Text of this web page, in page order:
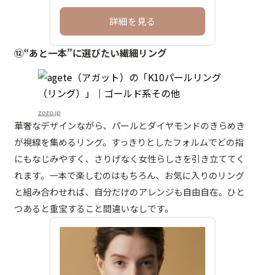
詳細を見る
⑫“あと一本”に選びたい繊細リング
zozo.jp
華奢なデザインながら、パールとダイヤモンドのきらめき
が視線を集めるリング。すっきりとしたフォルムでどの指
にもなじみやすく、さりげなく女性らしさを引き立ててく
れます。一本で楽しむのはもちろん、お気に入りのリング
と組み合わせれば、自分だけのアレンジも自由自在。ひと
つあると重宝すること間違いなしです。